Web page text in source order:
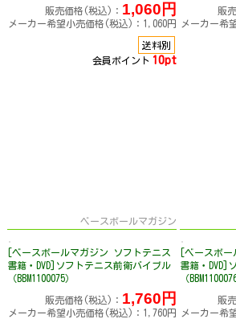
販売価格(税込)： 1,060円
メーカー希望小売価格(税込)：1,060円
送料別
会員ポイント 10pt
販
メーカー希
ベースボールマガジン
[ベースボールマガジン ソフトテニス
書籍・DVD]ソフトテニス前衛バイブル
（BBM1100075）
販売価格(税込)： 1,760円
メーカー希望小売価格(税込)：1,760円
[ベースボ
書籍・DVD]
（
販
メーカー希